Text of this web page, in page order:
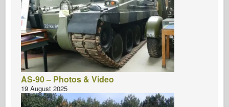
AS-90 – Photos & Video
19 August 2025